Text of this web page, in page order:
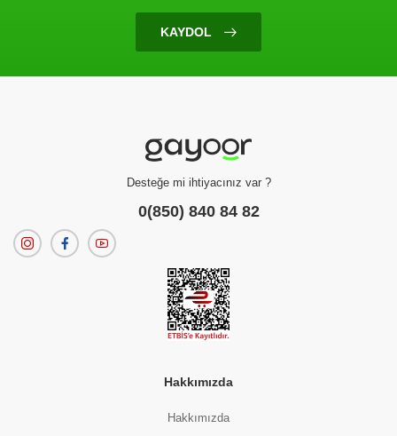
Filtrenize Uygun
Ürün Bulunamadı
filtrelerinizi temizleyebilirsiniz.
KAYDOL
Desteğe mi ihtiyacınız var ?
0(850) 840 84 82
Hakkımızda
Hakkımızda